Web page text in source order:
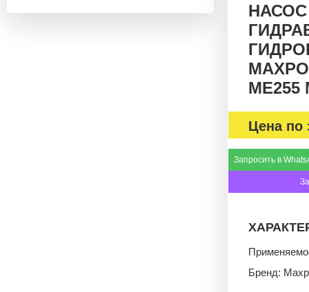
НАСОС
ME255
Цена по
Запросить в
Бренд: